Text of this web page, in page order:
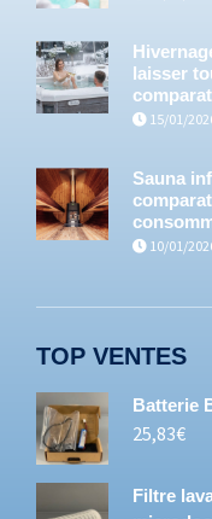
laisser
15/01/
Sauna
10/01/
TOP VENTES
Batterie
25,83€
Filtre